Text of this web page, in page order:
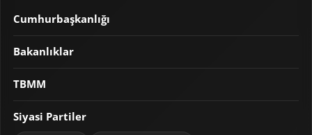
Cumhurbaşkanlığı
Bakanlıklar
TBMM
Siyasi Partiler